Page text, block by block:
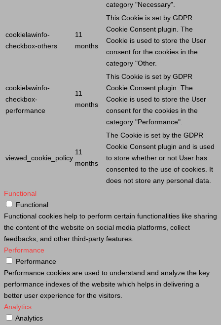
category "Necessary".
cookielawinfo-
checkbox-others
11
months
This Cookie is set by GDPR
Cookie Consent plugin. The
Cookie is used to store the User
consent for the cookies in the
category "Other.
cookielawinfo-
checkbox-
performance
11
months
This Cookie is set by GDPR
Cookie Consent plugin. The
Cookie is used to store the User
consent for the cookies in the
category "Performance".
viewed_cookie_policy
11
months
The Cookie is set by the GDPR
Cookie Consent plugin and is used
to store whether or not User has
consented to the use of cookies. It
does not store any personal data.
Functional
Functional
Functional cookies help to perform certain functionalities like sharing
the content of the website on social media platforms, collect
feedbacks, and other third-party features.
Performance
Performance
Performance cookies are used to understand and analyze the key
performance indexes of the website which helps in delivering a
better user experience for the visitors.
Analytics
Analytics